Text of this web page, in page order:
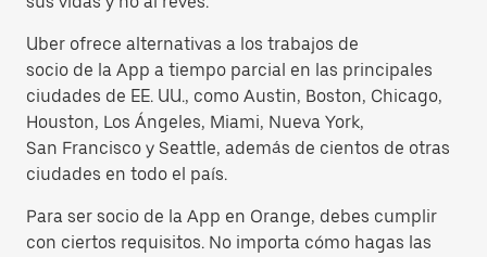
Uber ofrece alternativas a los trabajos de
socio de la App a tiempo parcial en las principales
ciudades de EE. UU., como Austin, Boston, Chicago,
Houston, Los Ángeles, Miami, Nueva York,
San Francisco y Seattle, además de cientos de otras
ciudades en todo el país.
Para ser socio de la App en Orange, debes cumplir
con ciertos requisitos. No importa cómo hagas las